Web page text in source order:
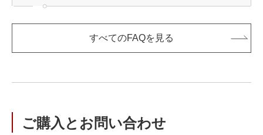
すべてのFAQを見る
ご購入とお問い合わせ